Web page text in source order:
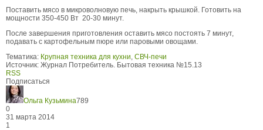
Поставить мясо в микроволновую печь, накрыть крышкой. Готовить на
мощности 350-450 Вт 20-30 минут.
После завершения приготовления оставить мясо постоять 7 минут,
подавать с картофельным пюре или паровыми овощами.
Тематика: Крупная техника для кухни, СВЧ-печи
Источник: Журнал Потребитель. Бытовая техника №15.13
RSS
Подписаться
Ольга Кузьмина789
0
31 марта 2014
1